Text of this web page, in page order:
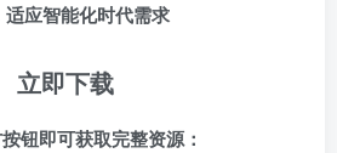
应智能化时代需求
立即下载
钮即可获取完整资源：